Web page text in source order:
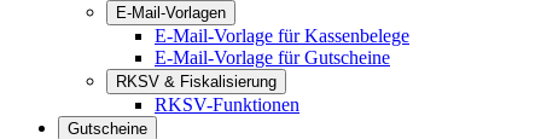
E-Mail-Vorlagen
E-Mail-Vorlage für Kassenbelege
E-Mail-Vorlage für Gutscheine
RKSV & Fiskalisierung
RKSV-Funktionen
Gutscheine